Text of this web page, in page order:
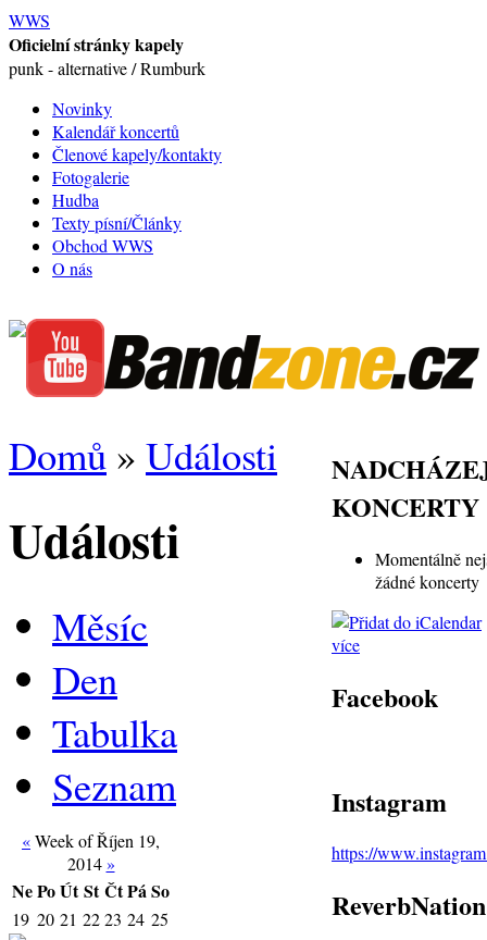
WWS
Oficielní stránky kapely
punk - alternative / Rumburk
Novinky
Kalendář koncertů
Členové kapely/kontakty
Fotogalerie
Hudba
Texty písní/Články
Obchod WWS
O nás
Domů » Události
Události
Měsíc
Den
Tabulka
Seznam
«Week of Říjen 19,
2014»
NePoÚt St ČtPáSo
19 20 21 2223 24 25
KONCERTY
Momentálně
žádné koncerty
více
Facebook
Instagram
https://
ReverbNation